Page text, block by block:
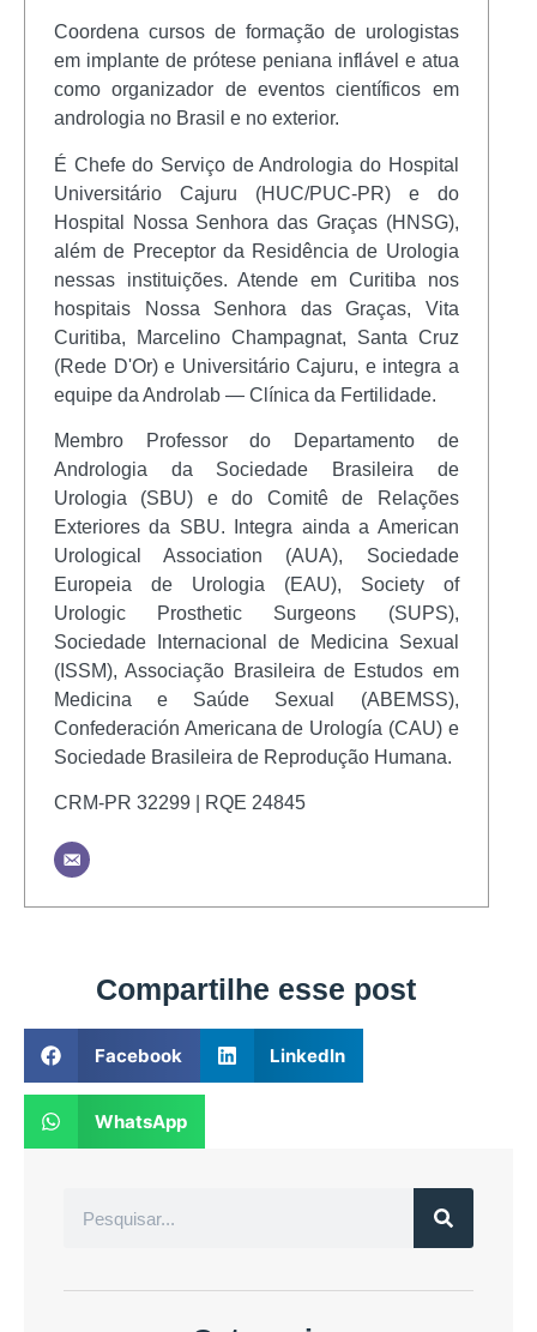
Coordena cursos de formação de urologistas
em implante de prótese peniana inflável e atua
como organizador de eventos científicos em
andrologia no Brasil e no exterior.
É Chefe do Serviço de Andrologia do Hospital
Universitário Cajuru (HUC/PUC-PR) e do
Hospital Nossa Senhora das Graças (HNSG),
além de Preceptor da Residência de Urologia
nessas instituições. Atende em Curitiba nos
hospitais Nossa Senhora das Graças, Vita
Curitiba, Marcelino Champagnat, Santa Cruz
(Rede D'Or) e Universitário Cajuru, e integra a
equipe da Androlab — Clínica da Fertilidade.
Membro Professor do Departamento de
Andrologia da Sociedade Brasileira de
Urologia (SBU) e do Comitê de Relações
Exteriores da SBU. Integra ainda a American
Urological Association (AUA), Sociedade
Europeia de Urologia (EAU), Society of
Urologic Prosthetic Surgeons (SUPS),
Sociedade Internacional de Medicina Sexual
(ISSM), Associação Brasileira de Estudos em
Medicina e Saúde Sexual (ABEMSS),
Confederación Americana de Urología (CAU) e
Sociedade Brasileira de Reprodução Humana.
CRM-PR 32299 | RQE 24845
Compartilhe esse post
Facebook LinkedIn
WhatsApp